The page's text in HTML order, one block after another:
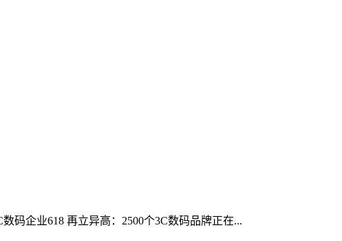
码企业618 再立异高：2500个3C数码品牌正在...